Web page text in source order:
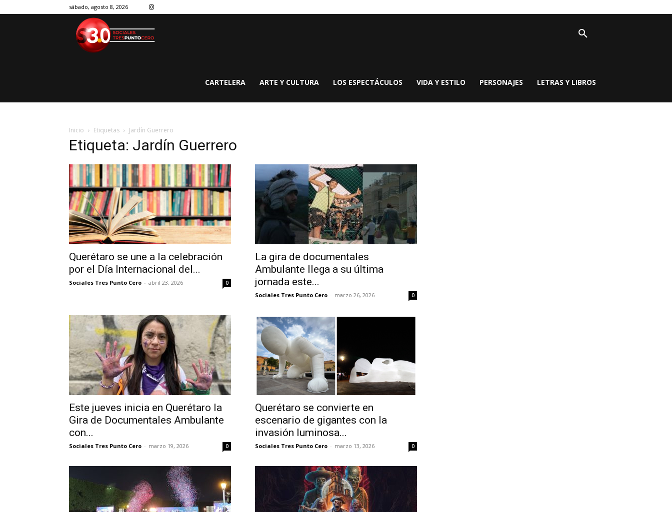
sábado, agosto 8, 2026
CARTELERA ARTE Y CULTURA LOS ESPECTÁCULOS VIDA Y ESTILO PERSONAJES LETRAS Y LIBROS
Inicio Etiquetas Jardín Guerrero
Etiqueta: Jardín Guerrero
Querétaro se une a la celebración
por el Día Internacional del...
Sociales Tres Punto Cero - abril 23, 2026 0
La gira de documentales
Ambulante llega a su última
jornada este...
Sociales Tres Punto Cero - marzo 26, 2026 0
Este jueves inicia en Querétaro la
Gira de Documentales Ambulante
con...
Sociales Tres Punto Cero - marzo 19, 2026 0
Querétaro se convierte en
escenario de gigantes con la
invasión luminosa...
Sociales Tres Punto Cero - marzo 13, 2026 0